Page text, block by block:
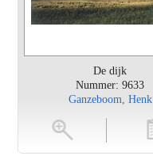
De dijk
Nummer: 9633
Ganzeboom, Henk
toevoegen